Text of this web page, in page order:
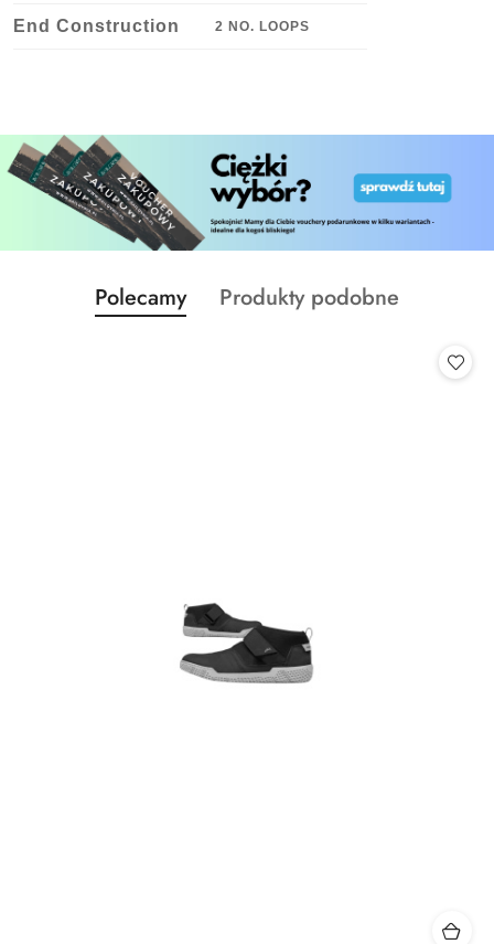
End Construction 2 NO. LOOPS
Pomiń karuzelę produktów
Produkty
o
Polecamy
Produkty
Produkty podobne